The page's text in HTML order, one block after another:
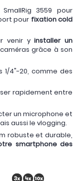
3559 pour
pour fixation cold
venir yinstaller un
grâce à son
4"-20, comme des
rapidement entre
un microphone et
aussi le vlogging.
robuste et durable,
smartphone des